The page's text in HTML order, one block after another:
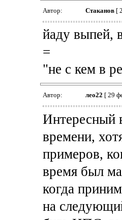
Автор: Cтаканов[
йаду выпей,
=
"не с кем в
Автор: лео22 [ 29
Интересный
времени,
примеров,
время был
когда
на